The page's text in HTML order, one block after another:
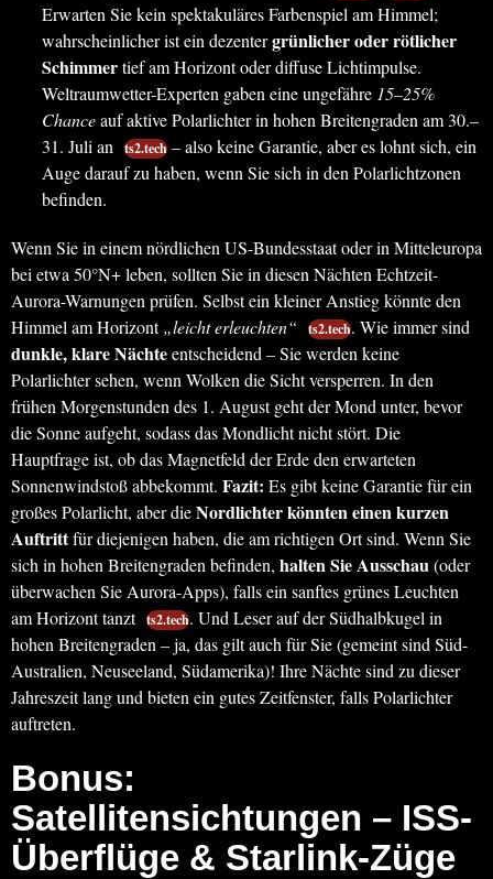
Erwarten Sie kein spektakuläres Farbenspiel am Himmel;
wahrscheinlicher ist ein dezentergrünlicher oder rötlicher
Schimmertief am Horizont oder diffuse Lichtimpulse.
Weltraumwetter-Experten gaben eine ungefähre 15–25%
Chanceauf aktive Polarlichter in hohen Breitengraden am 30.–
31. Juli an
ts2.tech – also keine Garantie, aber es lohnt sich, ein
Auge darauf zu haben, wenn Sie sich in den Polarlichtzonen
befinden.
Wenn Sie in einem nördlichen US-Bundesstaat oder in Mitteleuropa
bei etwa 50°N+ leben, sollten Sie in diesen Nächten Echtzeit-
Aurora-Warnungen prüfen. Selbst ein kleiner Anstieg könnte den
Himmel am Horizont„leicht erleuchten“ ts2.tech. Wie immer sind
dunkle, klare Nächteentscheidend – Sie werden keine
Polarlichter sehen, wenn Wolken die Sicht versperren. In den
frühen Morgenstunden des 1. August geht der Mond unter, bevor
die Sonne aufgeht, sodass das Mondlicht nicht stört. Die
Hauptfrage ist, ob das Magnetfeld der Erde den erwarteten
Sonnenwindstoß abbekommt. Fazit: Es gibt keine Garantie für ein
großes Polarlicht, aber dieNordlichter könnten einen kurzen
Auftrittfür diejenigen haben, die am richtigen Ort sind. Wenn Sie
sich in hohen Breitengraden befinden, halten Sie Ausschau(oder
überwachen Sie Aurora-Apps), falls ein sanftes grünes Leuchten
am Horizont tanzt ts2.tech. Und Leser auf der Südhalbkugel in
hohen Breitengraden – ja, das gilt auch für Sie (gemeint sind Süd-
Australien, Neuseeland, Südamerika)! Ihre Nächte sind zu dieser
Jahreszeit lang und bieten ein gutes Zeitfenster, falls Polarlichter
auftreten.
Bonus:
Satellitensichtungen – ISS-
Überflüge & Starlink-Züge